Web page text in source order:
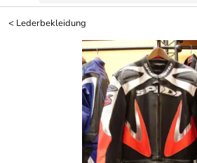
< Lederbekleidung